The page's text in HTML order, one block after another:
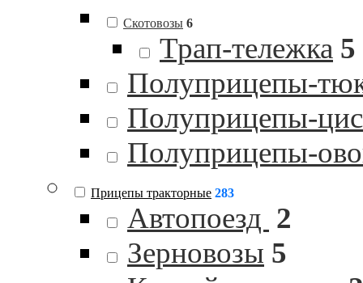
Скотовозы 6
Трап-тележка 5
Полуприцепы-
Полуприцепы-
Полуприцепы-
Прицепы тракторные 283
Автопоезд 2
Зерновозы 5